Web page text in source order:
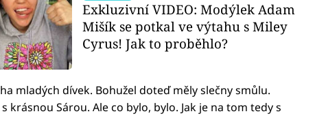
Exkluzivní VIDEO: Modýlek Adam
Mišík se potkal ve výtahu s Miley
Cyrus! Jak to proběhlo?
mladých dívek. Bohužel doteď měly slečny smůlu.
krásnou Sárou. Ale co bylo, bylo. Jak je na tom tedy s